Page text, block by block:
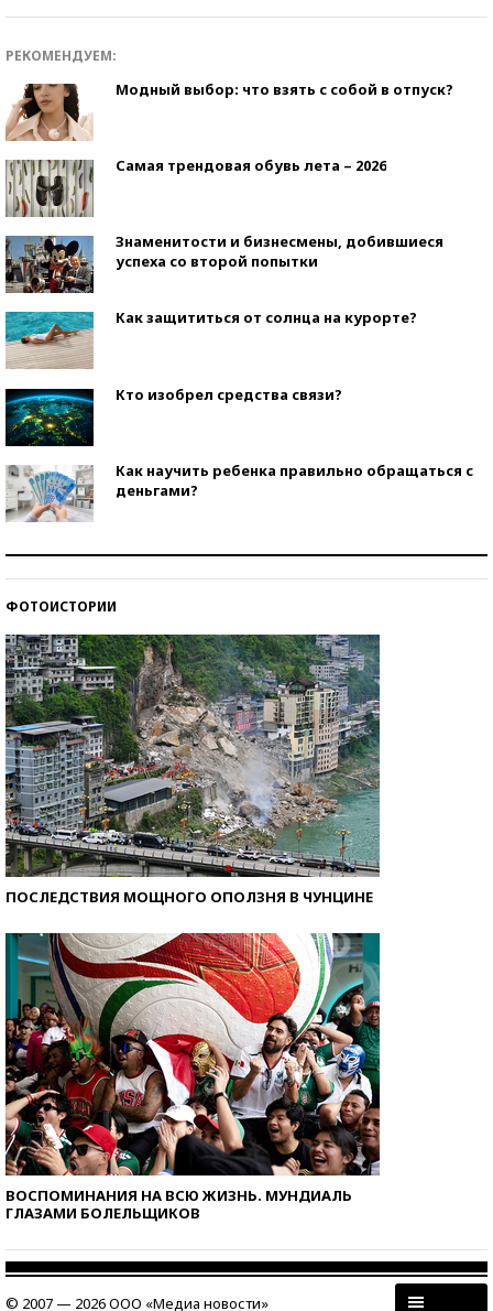
РЕКОМЕНДУЕМ:
Модный выбор: что взять с собой в отпуск?
Самая трендовая обувь лета – 2026
Знаменитости и бизнесмены, добившиеся
успеха со второй попытки
Как защититься от солнца на курорте?
Кто изобрел средства связи?
Как научить ребенка правильно обращаться с
деньгами?
ФОТОИСТОРИИ
ПОСЛЕДСТВИЯ МОЩНОГО ОПОЛЗНЯ В ЧУНЦИНЕ
ВОСПОМИНАНИЯ НА ВСЮ ЖИЗНЬ. МУНДИАЛЬ
ГЛАЗАМИ БОЛЕЛЬЩИКОВ
© 2007 — 2026 ООО «Медиа новости»